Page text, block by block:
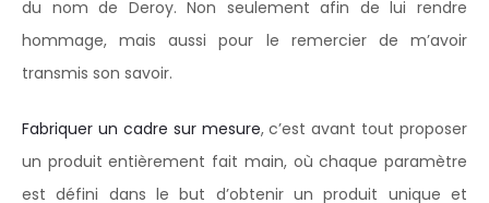
du nom de Deroy. Non seulement afin de lui rendre
hommage, mais aussi pour le remercier de m’avoir
transmis son savoir.
Fabriquer un cadre sur mesure, c’est avant tout proposer
un produit entièrement fait main, où chaque paramètre
est défini dans le but d’obtenir un produit unique et